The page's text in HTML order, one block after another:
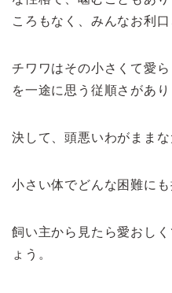
ころもなく、みんなお利口
チワワはその小さくて愛
を一途に思う従順さがあり
決して、頭悪いわがままな
小さい体でどんな困難に
飼い主から見たら愛おし
ょう。